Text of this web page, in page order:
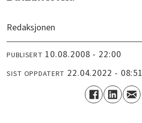
Redaksjonen
PUBLISERT 10.08.2008 - 22:00
SIST OPPDATERT 22.04.2022 - 08:51